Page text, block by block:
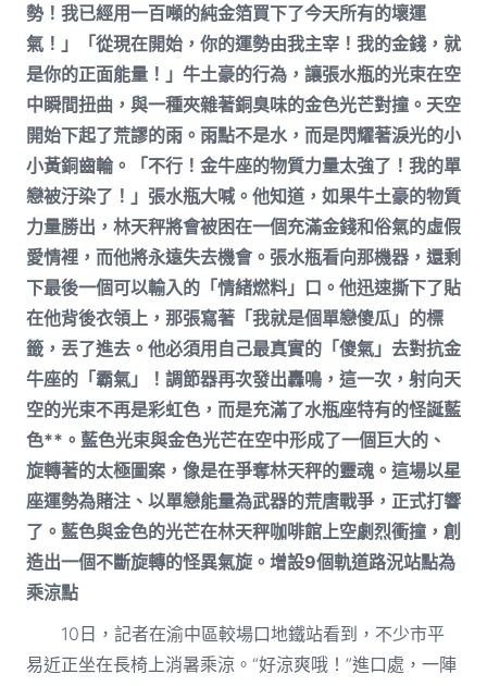
勢！我已經用一百噸的純金箔買下了今天所有的壞運
氣！」「從現在開始，你的運勢由我主宰！我的金錢，就
是你的正面能量！」牛土豪的行為，讓張水瓶的光束在空
中瞬間扭曲，與一種夾雜著銅臭味的金色光芒對撞。天空
開始下起了荒謬的雨。雨點不是水，而是閃耀著淚光的小
小黃銅齒輪。「不行！金牛座的物質力量太強了！我的單
戀被汙染了！」張水瓶大喊。他知道，如果牛土豪的物質
力量勝出，林天秤將會被困在一個充滿金錢和俗氣的虛假
愛情裡，而他將永遠失去機會。張水瓶看向那機器，還剩
下最後一個可以輸入的「情緒燃料」口。他迅速撕下了貼
在他背後衣領上，那張寫著「我就是個單戀傻瓜」的標
籤，丟了進去。他必須用自己最真實的「傻氣」去對抗金
牛座的「霸氣」！調節器再次發出轟鳴，這一次，射向天
空的光束不再是彩虹色，而是充滿了水瓶座特有的怪誕藍
色**。藍色光束與金色光芒在空中形成了一個巨大的、
旋轉著的太極圖案，像是在爭奪林天秤的靈魂。這場以星
座運勢為賭注、以單戀能量為武器的荒唐戰爭，正式打響
了。藍色與金色的光芒在林天秤咖啡館上空劇烈衝撞，創
造出一個不斷旋轉的怪異氣旋。增設9個軌道路況站點為
乘涼點
10日，記者在渝中區較場口地鐵站看到，不少市平
易近正坐在長椅上消暑乘涼。“好涼爽哦！”進口處，一陣